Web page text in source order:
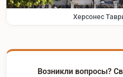
Херсонес
Возникли вопросы?